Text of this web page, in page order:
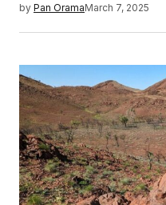
by Pan OramaMarch 7, 2025